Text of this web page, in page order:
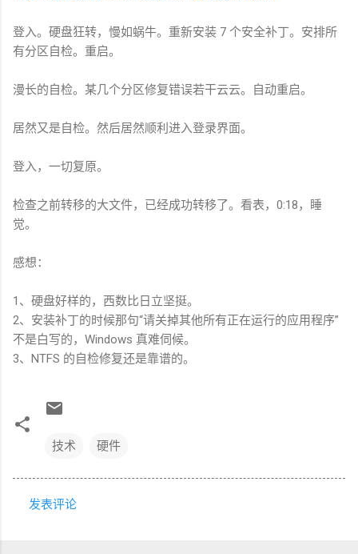
登入。硬盘狂转，慢如蜗牛。重新安装 7 个安全补丁。安排所
有分区自检。重启。
漫长的自检。某几个分区修复错误若干云云。自动重启。
居然又是自检。然后居然顺利进入登录界面。
登入，一切复原。
检查之前转移的大文件，已经成功转移了。看表，0:18，睡
觉。
感想：
1、硬盘好样的，西数比日立坚挺。
2、安装补丁的时候那句“请关掉其他所有正在运行的应用程序”
不是白写的，Windows 真难伺候。
3、NTFS 的自检修复还是靠谱的。
技术 硬件
发表评论